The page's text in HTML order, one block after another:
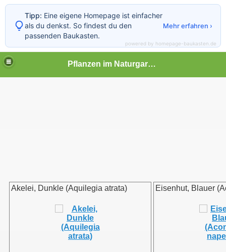
Pflanzen im Naturgarten
Akelei, Dunkle (Aquilegia atrata) Eisenhut, Blauer
Tipp: Eine eigene Homepage ist einfacher
als du denkst. So findest du den
passenden Baukasten.
Mehr erfahren ›
powered by homepage-baukasten.de